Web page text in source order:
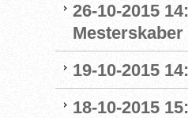
26-10-2015
19-10-2015
18-10-2015